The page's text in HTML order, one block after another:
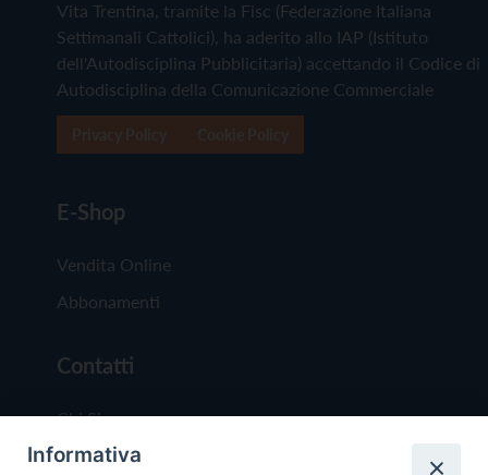
Vita Trentina, tramite la Fisc (Federazione Italiana
Settimanali Cattolici), ha aderito allo IAP (Istituto
dell'Autodisciplina Pubblicitaria) accettando il Codice di
Autodisciplina della Comunicazione Commerciale
E-Shop
Vendita Online
Abbonamenti
Contatti
Chi Siamo
Redazione
Informativa